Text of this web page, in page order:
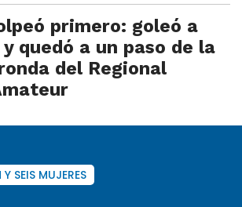
primero: goleó a
quedó a un paso de la
del Regional
SEIS MUJERES